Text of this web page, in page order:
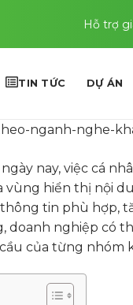
Hỗ trợ
TIN TỨC DỰ ÁN
nay, việc cá
vùng hiển thị nội
tin phù hợp,
doanh nghiệp có
của từng nhóm